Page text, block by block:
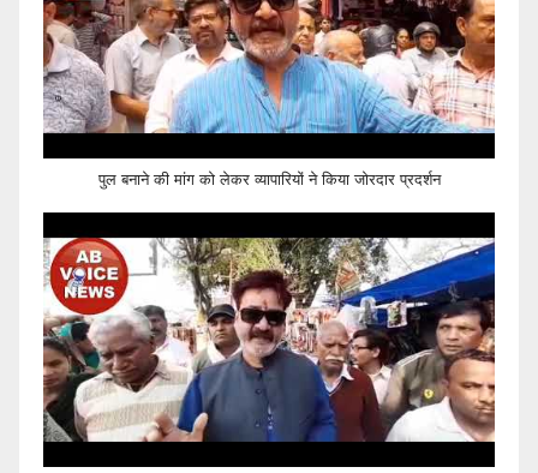
पुल बनाने की मांग को लेकर व्यापारियों ने किया जोरदार प्रदर्शन